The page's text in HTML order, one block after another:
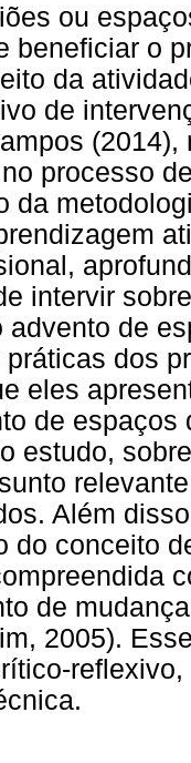
ou
beneficiar o
da
de
processo
da
intervir
advento de
dos
eles
de
estudo,
Além
do conceito
de
2005).